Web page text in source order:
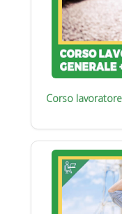
Corso lavoratore